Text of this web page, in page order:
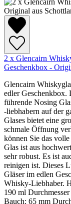
2 x Glencairn
Geschenkbox -
Glencairn
edler Geschenkbox.
führende Nosing
-liebhabern auf der
Glases bietet eine
schmale Öffnung
können Sie das
Glas ist aus
sehr robust. Es ist
reinigen ist. Dieses
Gläser im edlen
Whisky-Liebhaber.
190 ml
Bauch: 65 mm